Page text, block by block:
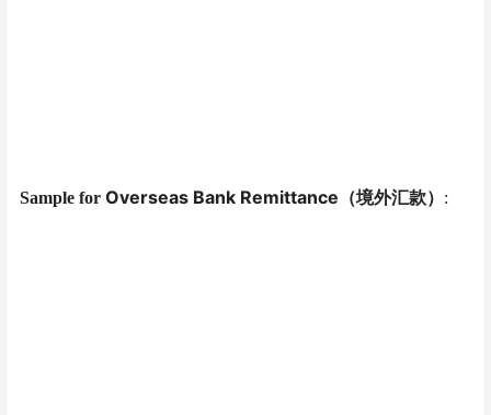
Sample for Overseas Bank Remittance （境外汇款） :